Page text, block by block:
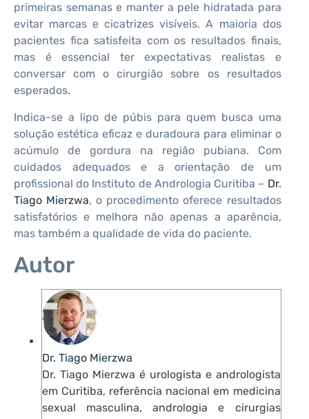
primeiras semanas e manter a pele hidratada para
evitar marcas e cicatrizes visíveis. A maioria dos
pacientes fica satisfeita com os resultados finais,
mas é essencial ter expectativas realistas e
conversar com o cirurgião sobre os resultados
esperados.
Indica-se a lipo de púbis para quem busca uma
solução estética eficaz e duradoura para eliminar o
acúmulo de gordura na região pubiana. Com
cuidados adequados e a orientação de um
profissional do Instituto de Andrologia Curitiba – Dr.
Tiago Mierzwa, o procedimento oferece resultados
satisfatórios e melhora não apenas a aparência,
mas também a qualidade de vida do paciente.
Autor
Dr. Tiago Mierzwa
Dr. Tiago Mierzwa é urologista e andrologista
em Curitiba, referência nacional em medicina
sexual masculina, andrologia e cirurgias